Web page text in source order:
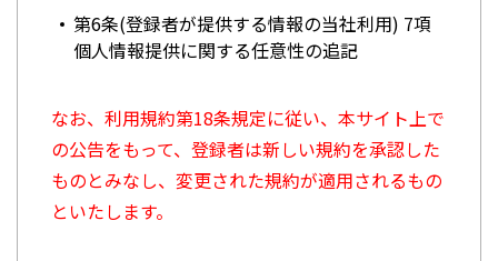
第6条(登録者が提供する情報の当社利用) 7項
個人情報提供に関する任意性の追記
なお、利用規約第18条規定に従い、本サイト上で
の公告をもって、登録者は新しい規約を承認した
ものとみなし、変更された規約が適用されるもの
といたします。